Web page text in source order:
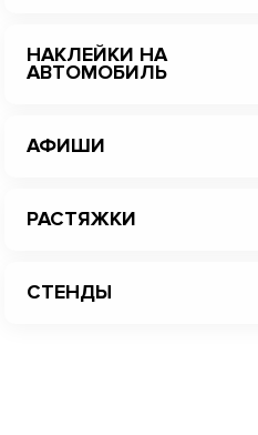
НАКЛЕЙКИ НА
АВТОМОБИЛЬ
АФИШИ
РАСТЯЖКИ
СТЕНДЫ